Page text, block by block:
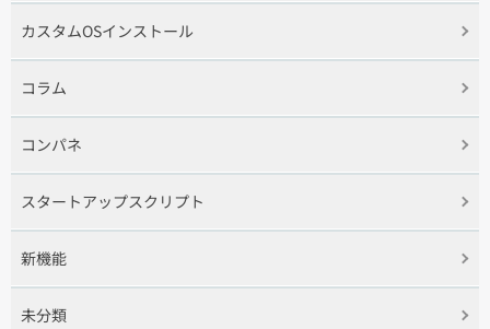
カスタムOSインストール
コラム
コンパネ
スタートアップスクリプト
新機能
未分類